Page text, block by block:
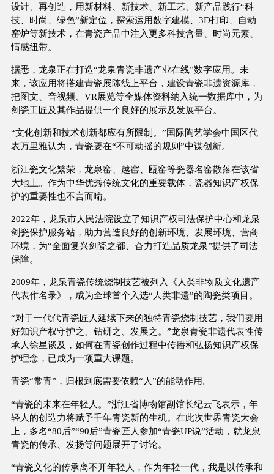
设计、再创造，用新材料、新技术、新工艺、新产品践行“科
技、时尚、绿色”新定位，探索运用数字建模、3D打印、自动
窑炉等新技术，在青瓷产品中注入更多科技含量、时尚元素、
情感纽带。
据悉，龙泉正在打造“龙泉青瓷非遗产业在线”数字应用。未
来，该应用将搭建青瓷展陈线上平台，建设青瓷非遗资源库，
把图文、音视频、VR展览等全媒体资料纳入统一数据库中，为
剑瓷工匠及其作品提供一个良好的展示及发展平台。
“文化创新和技术创新都应有所限制。”国际陶艺学会中国区代
表万里雅认为，青瓷要在“不可动摇的规则”中谋创新。
浙江瓷文化繁荣，龙泉窑、越窑、瓯窑等瓷器名窑散落在该省
大地上。作为中华优秀传统文化的重要载体，瓷器知识产权保
护的重要性也不言而喻。
2022年，龙泉市人民法院设立了知识产权司法保护中心和龙泉
剑瓷保护服务站，助力营造良好的创新环境、发展环境、营商
环境，为“全面复兴剑瓷之都、奋力打造品质龙泉”提供了司法
保障。
2009年，龙泉青瓷传统烧制技艺被列入《人类非物质文化遗产
代表作名录》，成为全球首个入选“人类非遗”的陶瓷类项目。
“对于一代代青瓷匠人延续下来的独特青瓷烧制技艺，我们要用
好知识产权守护之、钻研之、发展之。”龙泉青瓷非遗代表性传
承人徐星谈及，如何在青瓷创作过程中传播和弘扬知识产权保
护理念，已成为一项重大课题。
青瓷“常青”，归根到底需要依赖“人”的能动作用。
“青瓷的未来在年轻人。”浙江省博物馆副馆长纪云飞表示，年
轻人的创造力将赋予千年青瓷新的生机。在此次世界青瓷大会
上，多名“80后”“90后”青瓷匠人参加“青瓷UP说”活动，就龙泉
青瓷的传承、发扬等问题展开了讨论。
“青瓷文化的传承离不开年轻人，作为年轻一代，我是以传承和